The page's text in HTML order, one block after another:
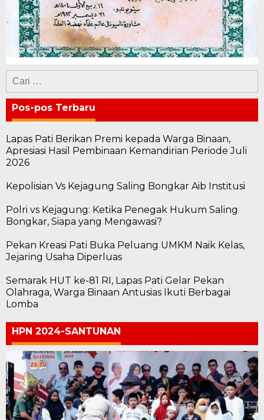
Cari
untuk:
Pos-pos Terbaru
Lapas Pati Berikan Premi kepada Warga Binaan,
Apresiasi Hasil Pembinaan Kemandirian Periode Juli
2026
Kepolisian Vs Kejagung Saling Bongkar Aib Institusi
Polri vs Kejagung: Ketika Penegak Hukum Saling
Bongkar, Siapa yang Mengawasi?
Pekan Kreasi Pati Buka Peluang UMKM Naik Kelas,
Jejaring Usaha Diperluas
Semarak HUT ke-81 RI, Lapas Pati Gelar Pekan
Olahraga, Warga Binaan Antusias Ikuti Berbagai
Lomba
HPN 2024-SANTUNAN